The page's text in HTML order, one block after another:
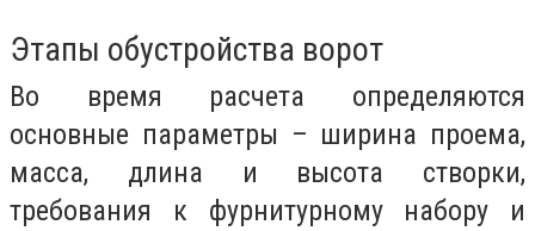
Этапы обустройства ворот
Во время расчета определяются
основные параметры – ширина проема,
масса, длина и высота створки,
требования к фурнитурному набору и